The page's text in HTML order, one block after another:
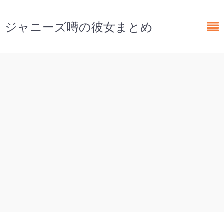
ジャニーズ噂の彼女まとめ